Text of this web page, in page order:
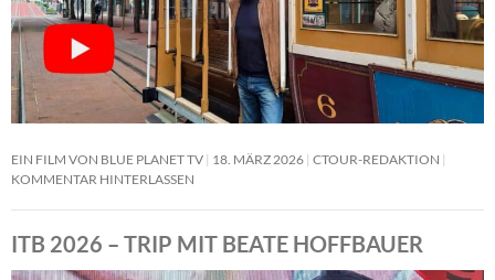
EIN FILM VON BLUE PLANET TV 18. MÄRZ 2026 CTOUR-REDAKTION
KOMMENTAR HINTERLASSEN
ITB 2026 – TRIP MIT BEATE HOFFBAUER